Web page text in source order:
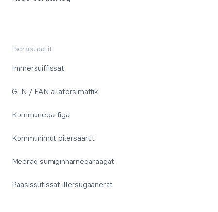
Iserasuaatit
Immersuiffissat
GLN / EAN allatorsimaffik
Kommuneqarfiga
Kommunimut pilersaarut
Meeraq sumiginnarneqaraagat
Paasissutissat illersugaanerat